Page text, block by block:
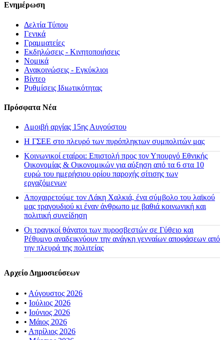
Ενημέρωση
Δελτία Τύπου
Γενικά
Γραμματείες
Εκδηλώσεις - Κινητοποιήσεις
Νομικά
Ανακοινώσεις - Εγκύκλιοι
Βίντεο
Ρυθμίσεις Ιδιωτικότητας
Πρόσφατα Νέα
Αμοιβή αργίας 15ης Αυγούστου
H ΓΣΕΕ στο πλευρό των πυρόπληκτων συμπολιτών μας
Κοινωνικοί εταίροι: Επιστολή προς τον Υπουργό Εθνικής
Οικονομίας & Οικονομικών για αύξηση από τα 6 στα 10
ευρώ του ημερήσιου ορίου παροχής σίτισης των
εργαζόμενων
Αποχαιρετούμε τον Λάκη Χαλκιά, ένα σύμβολο του λαϊκού
μας τραγουδιού κι έναν άνθρωπο με βαθιά κοινωνική και
πολιτική συνείδηση
Οι τραγικοί θάνατοι των πυροσβεστών σε Γύθειο και
Ρέθυμνο αναδεικνύουν την ανάγκη γενναίων αποφάσεων από
την πλευρά της πολιτείας
Αρχείο Δημοσιεύσεων
• Αύγουστος 2026
• Ιούλιος 2026
• Ιούνιος 2026
• Μάιος 2026
• Απρίλιος 2026